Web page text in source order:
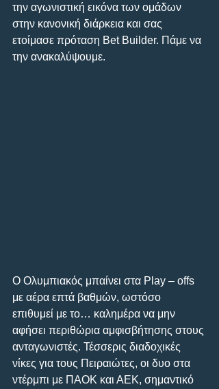
την αγωνιστική εικόνα των ομάδων
στην κανονική διάρκεια και σας
ετοίμασε πρόταση Bet Builder. Πάμε να
την ανακαλύψουμε.
Ο Ολυμπιακός μπαίνει στα Play – offs
με αέρα επτά βαθμών, ωστόσο
επιθυμεί με το… καλημέρα να μην
αφήσει περιθώρια αμφισβήτησης στους
ανταγωνιστές. Τέσσερις διαδοχικές
νίκες για τους Πειραιώτες, οι δυο στα
ντέρμπι με ΠΑΟΚ και ΑΕΚ, σημαντικό